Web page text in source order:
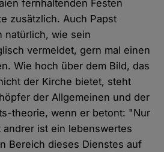
fernhaltenden Festen
zusätzlich. Auch Papst
natürlich, wie sein
vermeldet, gern mal einen
Wie hoch über dem Bild, das
der Kirche bietet, steht
der Allgemeinen und der
theorie, wenn er betont: "Nur
andrer ist ein lebenswertes
Bereich dieses Dienstes auf